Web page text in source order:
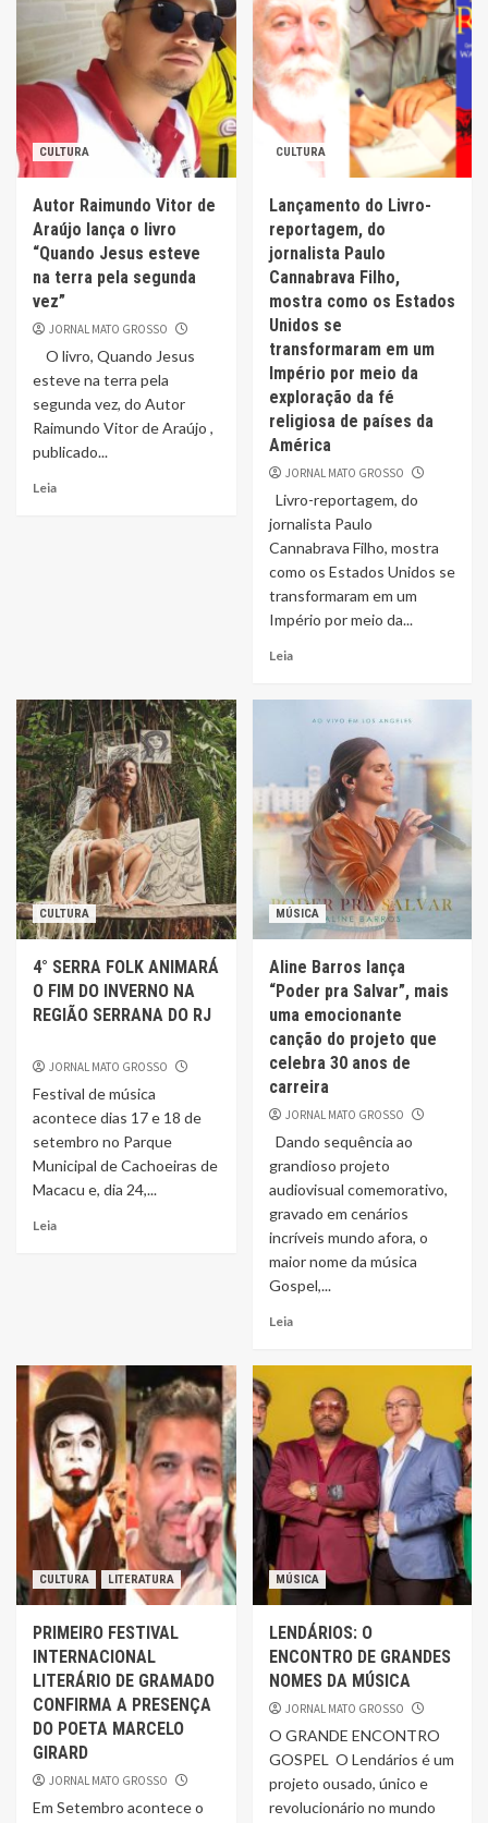
CULTURA
Autor Raimundo Vitor de
Araújo lança o livro
“Quando Jesus esteve
na terra pela segunda
vez”
JORNAL MATO GROSSO
O livro, Quando Jesus
esteve na terra pela
segunda vez, do Autor
Raimundo Vitor de Araújo ,
publicado...
Leia
CULTURA
Lançamento do Livro-
reportagem, do
jornalista Paulo
Cannabrava Filho,
mostra como os Estados
Unidos se
transformaram em um
Império por meio da
exploração da fé
religiosa de países da
América
JORNAL MATO GROSSO
Livro-reportagem, do
jornalista Paulo
Cannabrava Filho, mostra
como os Estados Unidos se
transformaram em um
Império por meio da...
Leia
CULTURA
4° SERRA FOLK ANIMARÁ
O FIM DO INVERNO NA
REGIÃO SERRANA DO RJ
JORNAL MATO GROSSO
Festival de música
acontece dias 17 e 18 de
setembro no Parque
Municipal de Cachoeiras de
Macacu e, dia 24,...
Leia
MÚSICA
Aline Barros lança
“Poder pra Salvar”, mais
uma emocionante
canção do projeto que
celebra 30 anos de
carreira
JORNAL MATO GROSSO
Dando sequência ao
grandioso projeto
audiovisual comemorativo,
gravado em cenários
incríveis mundo afora, o
maior nome da música
Gospel,...
Leia
CULTURA LITERATURA
PRIMEIRO FESTIVAL
INTERNACIONAL
LITERÁRIO DE GRAMADO
CONFIRMA A PRESENÇA
DO POETA MARCELO
GIRARD
JORNAL MATO GROSSO
Em Setembro acontece o
MÚSICA
LENDÁRIOS: O
ENCONTRO DE GRANDES
NOMES DA MÚSICA
JORNAL MATO GROSSO
O GRANDE ENCONTRO
GOSPEL O Lendários é um
projeto ousado, único e
revolucionário no mundo